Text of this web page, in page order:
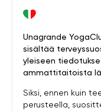
Unagrande
sisältää
yleiseen
ammattitaitoista
Siksi, ennen kuin
perusteella,